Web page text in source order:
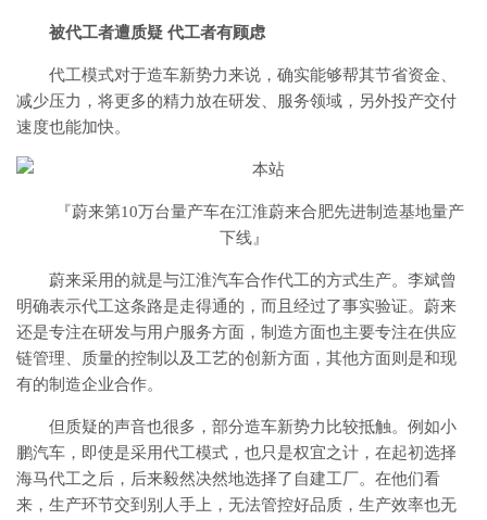
被代工者遭质疑 代工者有顾虑
代工模式对于造车新势力来说，确实能够帮其节省资金、
减少压力，将更多的精力放在研发、服务领域，另外投产交付
速度也能加快。
『蔚来第10万台量产车在江淮蔚来合肥先进制造基地量产
下线』
蔚来采用的就是与江淮汽车合作代工的方式生产。李斌曾
明确表示代工这条路是走得通的，而且经过了事实验证。蔚来
还是专注在研发与用户服务方面，制造方面也主要专注在供应
链管理、质量的控制以及工艺的创新方面，其他方面则是和现
有的制造企业合作。
但质疑的声音也很多，部分造车新势力比较抵触。例如小
鹏汽车，即使是采用代工模式，也只是权宜之计，在起初选择
海马代工之后，后来毅然决然地选择了自建工厂。在他们看
来，生产环节交到别人手上，无法管控好品质，生产效率也无